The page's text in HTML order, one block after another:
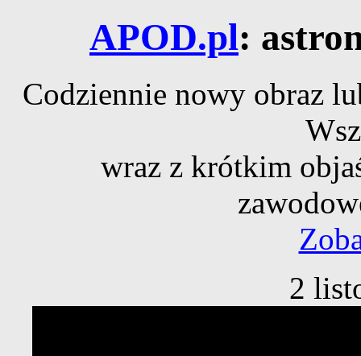
APOD.pl:
Codziennie nowy obraz
wraz z krótkim
2